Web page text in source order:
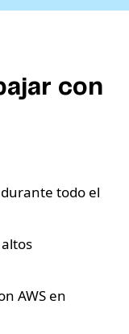
con
todo el
AWS en